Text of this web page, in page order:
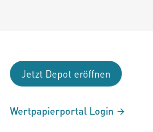
Jetzt Depot eröffnen
Wertpapierportal Login